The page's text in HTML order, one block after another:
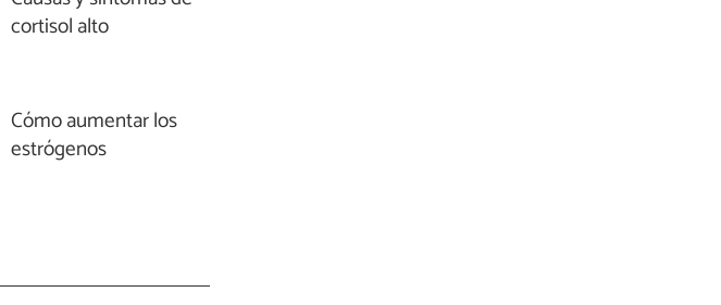
cortisol alto
Cómo aumentar los
estrógenos